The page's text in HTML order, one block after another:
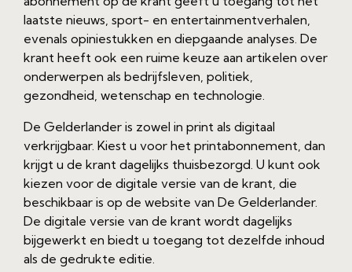
laatste nieuws, sport- en entertainmentverhalen,
evenals opiniestukken en diepgaande analyses. De
krant heeft ook een ruime keuze aan artikelen over
onderwerpen als bedrijfsleven, politiek,
gezondheid, wetenschap en technologie.
De Gelderlander is zowel in print als digitaal
verkrijgbaar. Kiest u voor het printabonnement, dan
krijgt u de krant dagelijks thuisbezorgd. U kunt ook
kiezen voor de digitale versie van de krant, die
beschikbaar is op de website van De Gelderlander.
De digitale versie van de krant wordt dagelijks
bijgewerkt en biedt u toegang tot dezelfde inhoud
als de gedrukte editie.